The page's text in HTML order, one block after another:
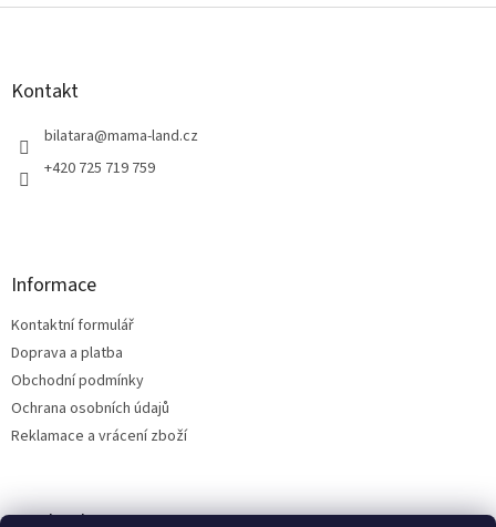
Z
Kontakt
bilatara@mama-land.cz
+420 725 719 759
Informace
Kontaktní formulář
Doprava a platba
Obchodní podmínky
Ochrana osobních údajů
Reklamace a vrácení zboží